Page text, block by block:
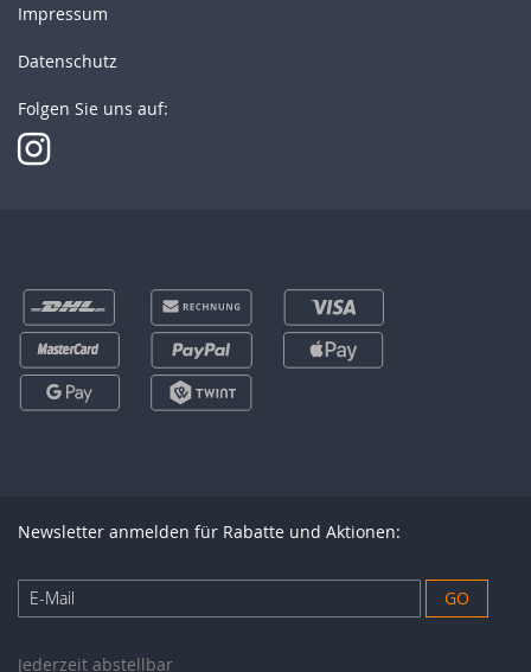
Impressum
Datenschutz
Folgen Sie uns auf:
Newsletter anmelden für Rabatte und Aktionen:
Anmeldung
zum
GO
Jederzeit abstellbar